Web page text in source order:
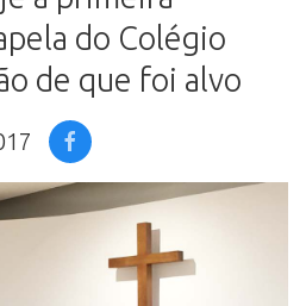
do Colégio
de que foi alvo